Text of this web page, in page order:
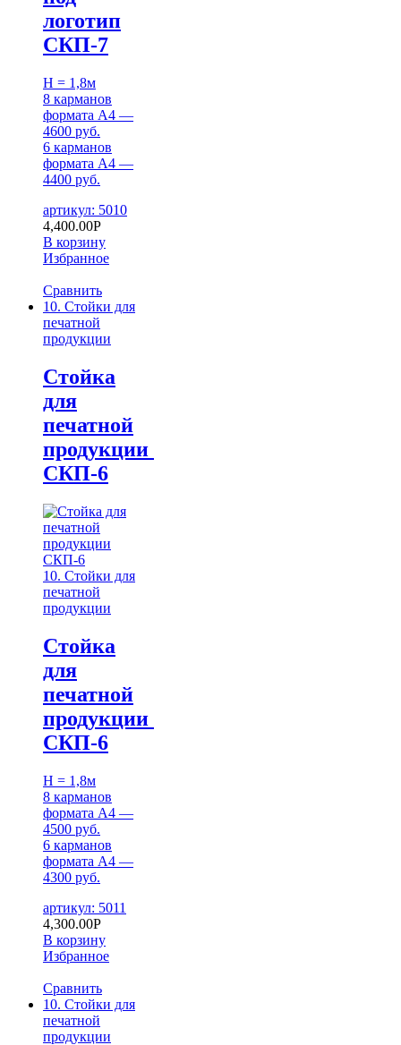
логотип
СКП-7
H = 1,8м
8 карманов
формата А4 —
4600 руб.
6 карманов
формата А4 —
4400 руб.
артикул: 5010
4,400.00Р
В корзину
Избранное
Сравнить
10. Стойки для
печатной
продукции
Стойка
для
печатной
продукции
СКП-6
10. Стойки для
печатной
продукции
Стойка
для
печатной
продукции
СКП-6
H = 1,8м
8 карманов
формата А4 —
4500 руб.
6 карманов
формата А4 —
4300 руб.
артикул: 5011
4,300.00Р
В корзину
Избранное
Сравнить
10. Стойки для
печатной
продукции